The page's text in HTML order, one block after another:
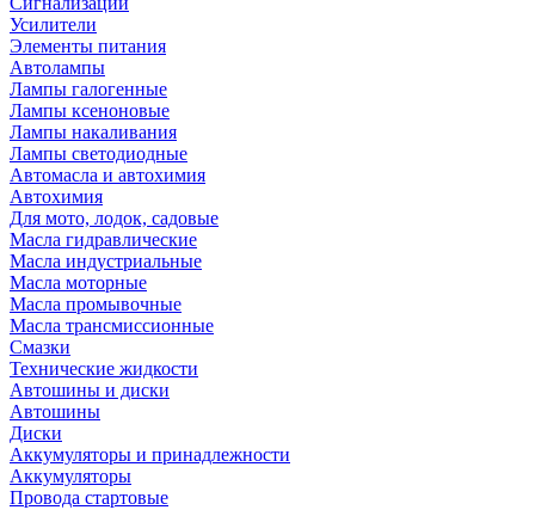
Усилители
Элементы питания
Автолампы
Лампы галогенные
Лампы ксеноновые
Лампы накаливания
Лампы светодиодные
Автомасла и автохимия
Автохимия
Для мото, лодок, садовые
Масла гидравлические
Масла индустриальные
Масла моторные
Масла промывочные
Масла трансмиссионные
Смазки
Технические жидкости
Автошины и диски
Автошины
Диски
Аккумуляторы и принадлежности
Аккумуляторы
Провода стартовые